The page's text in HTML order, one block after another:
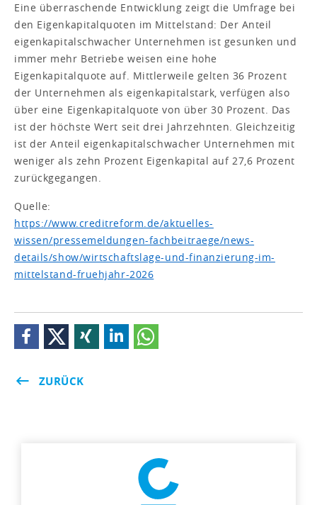
Eine überraschende Entwicklung zeigt die Umfrage bei
den Eigenkapitalquoten im Mittelstand: Der Anteil
eigenkapitalschwacher Unternehmen ist gesunken und
immer mehr Betriebe weisen eine hohe
Eigenkapitalquote auf. Mittlerweile gelten 36 Prozent
der Unternehmen als eigenkapitalstark, verfügen also
über eine Eigenkapitalquote von über 30 Prozent. Das
ist der höchste Wert seit drei Jahrzehnten. Gleichzeitig
ist der Anteil eigenkapitalschwacher Unternehmen mit
weniger als zehn Prozent Eigenkapital auf 27,6 Prozent
zurückgegangen.
Quelle:
https://www.creditreform.de/aktuelles-
wissen/pressemeldungen-fachbeitraege/news-
details/show/wirtschaftslage-und-finanzierung-im-
mittelstand-fruehjahr-2026
ZURÜCK